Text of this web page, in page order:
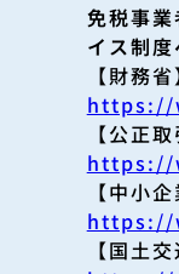
免税事
イス制
【財務省
https://
【公正
https://
【中小企
https://
【国土交